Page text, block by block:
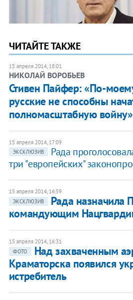
ЧИТАЙТЕ ТАКЖЕ
15 апреля 2014, 18:01
НИКОЛАЙ ВОРОБЬЕВ
Стивен Пайфер: «По-
русские не способны
полномасштабную войну»
15 апреля 2014, 17:09
ЭКСКЛЮЗИВ
Рада
три "европейских"
15 апреля 2014, 16:59
ЭКСКЛЮЗИВ
Рада назначила
командующим
15 апреля 2014, 16:31
ФОТО
Над захваченным
Краматорска появился
истребитель